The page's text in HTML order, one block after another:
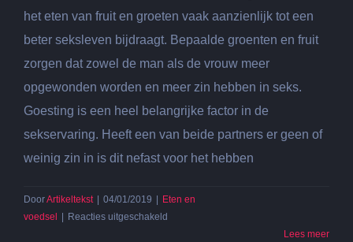
het eten van fruit en groeten vaak aanzienlijk tot een
beter seksleven bijdraagt. Bepaalde groenten en fruit
zorgen dat zowel de man als de vrouw meer
opgewonden worden en meer zin hebben in seks.
Goesting is een heel belangrijke factor in de
sekservaring. Heeft een van beide partners er geen of
weinig zin in is dit nefast voor het hebben
DoorArtikeltekst | 04/01/2019 | Eten en
voedsel | Reacties uitgeschakeld
Lees meer